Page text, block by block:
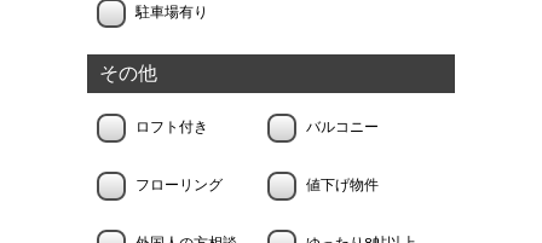
駐車場有り
その他
ロフト付き バルコニー
フローリング 値下げ物件